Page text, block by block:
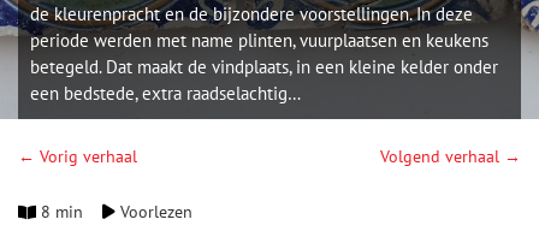
de kleurenpracht en de bijzondere voorstellingen. In deze
periode werden met name plinten, vuurplaatsen en keukens
betegeld. Dat maakt de vindplaats, in een kleine kelder onder
een bedstede, extra raadselachtig…
← Vorig verhaal Volgend verhaal →
8 min Voorlezen